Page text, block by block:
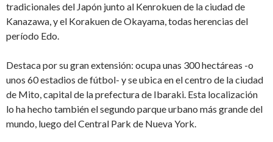
tradicionales del Japón junto al Kenrokuen de la ciudad de
Kanazawa, y el Korakuen de Okayama, todas herencias del
período Edo.
Destaca por su gran extensión: ocupa unas 300 hectáreas -o
unos 60 estadios de fútbol- y se ubica en el centro de la ciudad
de Mito, capital de la prefectura de Ibaraki. Esta localización
lo ha hecho también el segundo parque urbano más grande del
mundo, luego del Central Park de Nueva York.